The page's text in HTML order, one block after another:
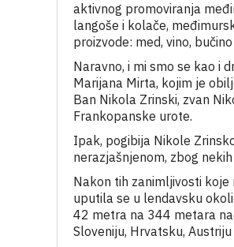
aktivnog promoviranja
langoše i kolače,
proizvode: med, vino,
Naravno, i mi smo se kao i
Marijana Mirta, kojim je
Ban Nikola Zrinski, zvan
Frankopanske urote.
Ipak, pogibija Nikole
nerazjašnjenom, zbog
Nakon tih zanimljivosti
uputila se u lendavsku
42 metra na 344 metara
Sloveniju, Hrvatsku,